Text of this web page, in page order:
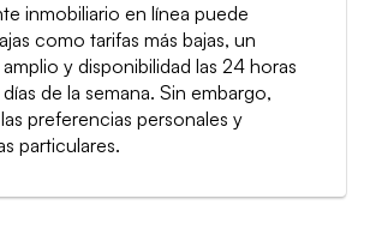
inmobiliario en línea puede
como tarifas más bajas, un
y disponibilidad las 24 horas
de la semana. Sin embargo,
preferencias personales y
particulares.